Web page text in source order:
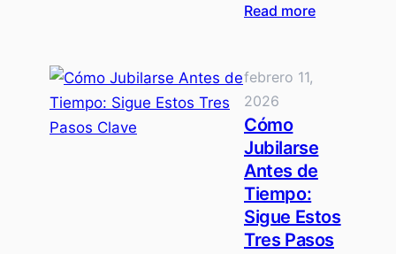
Read more:
viajes
desde
febrero 11,
2026
Cómo
Jubilarse
Antes de
Tiempo:
Sigue Estos
Tres Pasos